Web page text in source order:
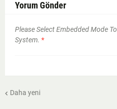
Yorum Gönder
Please Select Embedded Mode
System. *
Daha yeni